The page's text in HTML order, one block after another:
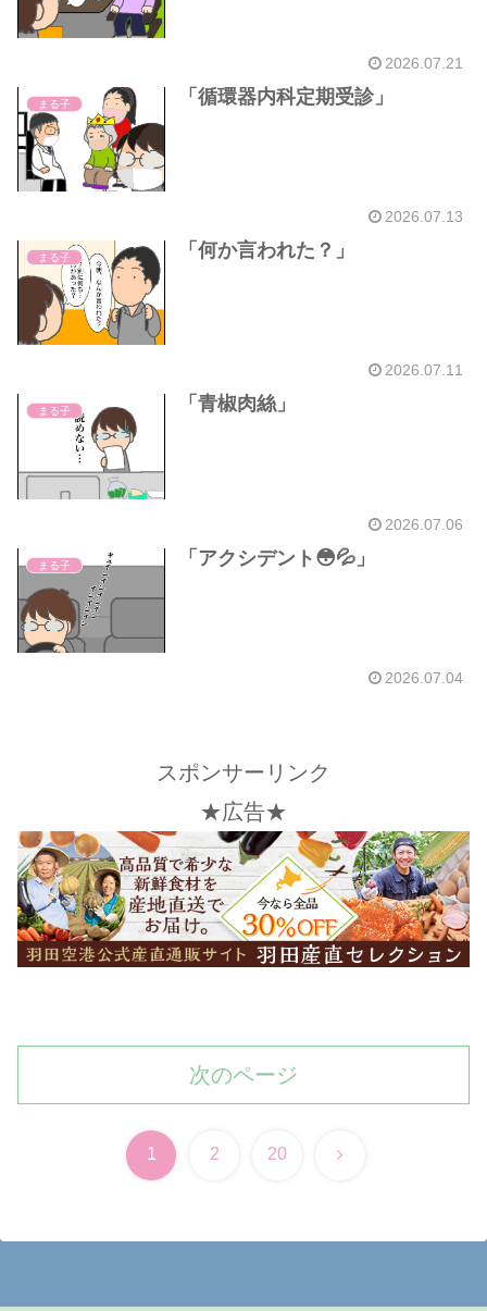
2026.07.21
まる子 「循環器内科定期受診」
2026.07.13
まる子 「何か言われた？」
2026.07.11
まる子 「青椒肉絲」
2026.07.06
まる子 「アクシデント😳💦」
2026.07.04
スポンサーリンク
★広告★
次のページ
1 2 20 次